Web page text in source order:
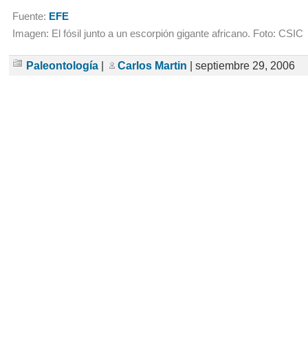
Fuente: EFE
Imagen: El fósil junto a un escorpión gigante africano. Foto: CSIC
Paleontología Carlos Martin | septiembre 29, 2006